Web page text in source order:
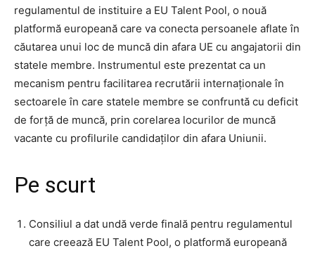
regulamentul de instituire a EU Talent Pool, o nouă
platformă europeană care va conecta persoanele aflate în
căutarea unui loc de muncă din afara UE cu angajatorii din
statele membre. Instrumentul este prezentat ca un
mecanism pentru facilitarea recrutării internaționale în
sectoarele în care statele membre se confruntă cu deficit
de forță de muncă, prin corelarea locurilor de muncă
vacante cu profilurile candidaților din afara Uniunii.
Pe scurt
Consiliul a dat undă verde finală pentru regulamentul
care creează EU Talent Pool, o platformă europeană